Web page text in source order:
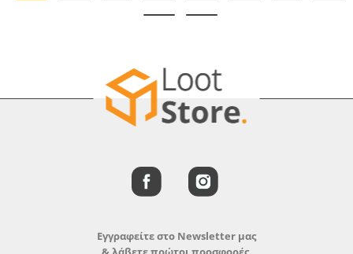
Εγγραφείτε στο Newsletter μας